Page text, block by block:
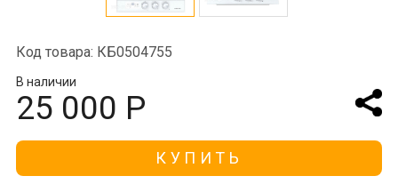
Код товара: КБ0504755
В наличии
25 000 Р
КУПИТЬ